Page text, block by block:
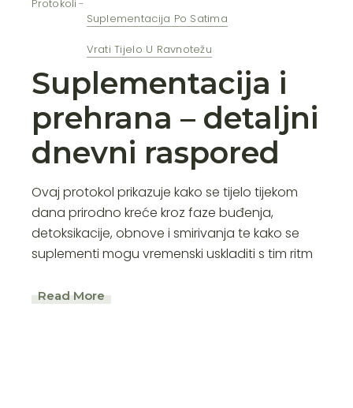
Protokoli
Suplementacija Po Satima
Vrati Tijelo U Ravnotežu
Suplementacija i
prehrana – detaljni
dnevni raspored
Ovaj protokol prikazuje kako se tijelo tijekom
dana prirodno kreće kroz faze buđenja,
detoksikacije, obnove i smirivanja te kako se
suplementi mogu vremenski uskladiti s tim ritm
Read More